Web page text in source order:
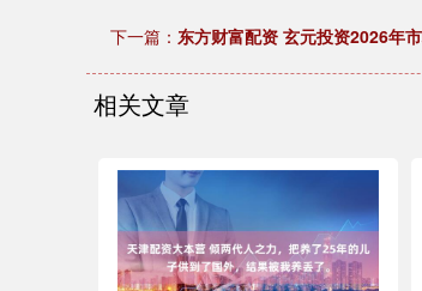
下一篇： 东方财富配资 玄元投资2026年
相关文章